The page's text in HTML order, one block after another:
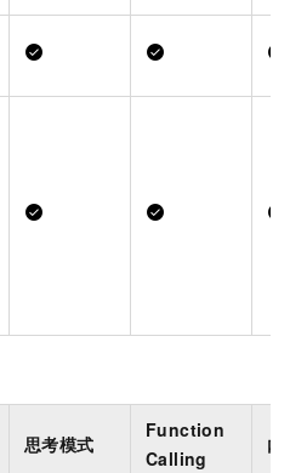
思考模式
Function
Calling
内